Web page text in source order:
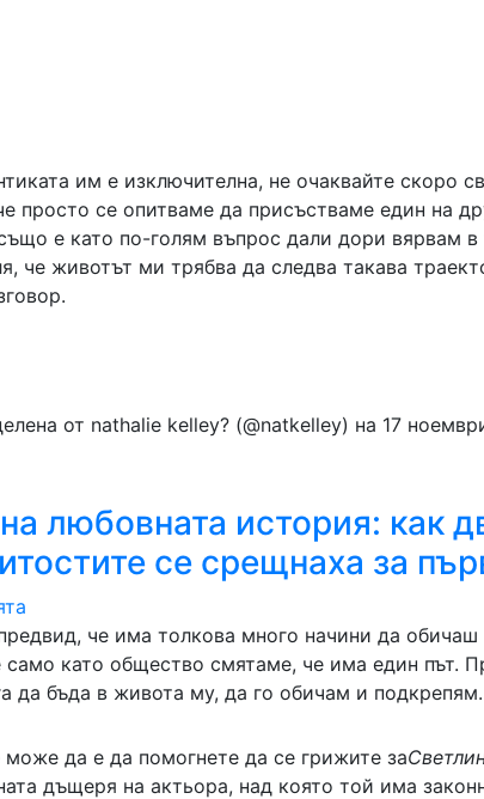
им е изключителна, не очаквайте скоро
просто се опитваме да присъстваме един на
е като по-голям въпрос дали дори вярвам в
че животът ми трябва да следва такава
от nathalie kelley? (@natkelley) на 17
любовната история: как
се срещнаха за
че има толкова много начини да
само като общество смятаме, че има един път.
да бъда в живота му, да го обичам и подкрепям.
може да е да помогнете да се грижите за
дъщеря на актьора, над която той има